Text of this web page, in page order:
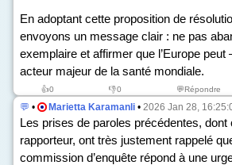
En adoptant cette proposition de
envoyons un message clair : ne pas
exemplaire et affirmer que l’Europe peut
acteur majeur de la santé mondiale.
👍0 👎0 💬Répondre
💬 • Marietta Karamanli • 2026 Jan 28,
Les prises de paroles précédentes, dont
rapporteur, ont très justement rappelé
commission d’enquête répond à une